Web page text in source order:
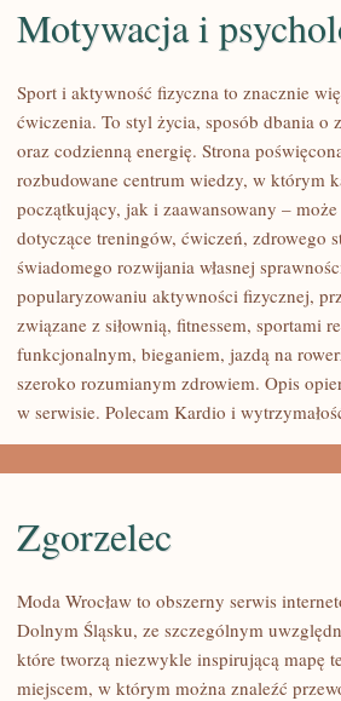
MOTYWACJA
PSYCHOLOGIA
SPORTU
Motywacja i
Sport i aktywność fizyczna to znacznie
ćwiczenia. To styl życia, sposób dbania o
oraz codzienną energię. Strona
rozbudowane centrum wiedzy, w którym
początkujący, jak i zaawansowany –
dotyczące treningów, ćwiczeń, zdrowego
świadomego rozwijania własnej
popularyzowaniu aktywności fizycznej,
związane z siłownią, fitnessem, sportami
funkcjonalnym, bieganiem, jazdą na
szeroko rozumianym zdrowiem. Opis
w serwisie. Polecam Kardio i
Zgorzelec
Moda Wrocław to obszerny serwis
Dolnym Śląsku, ze szczególnym
które tworzą niezwykle inspirującą mapę
miejscem, w którym można znaleźć